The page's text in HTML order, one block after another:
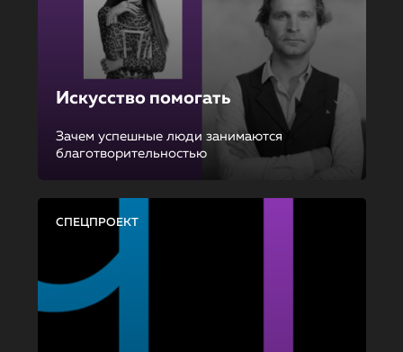
Искусство помогать
Зачем успешные люди занимаются
благотворительностью
СПЕЦПРОЕКТ